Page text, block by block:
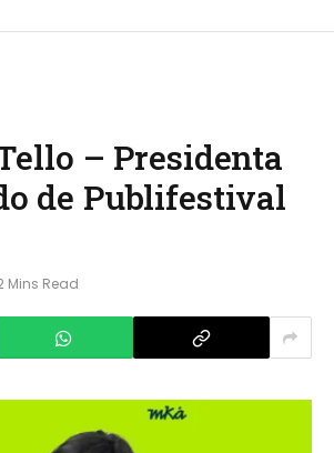
– Presidenta
de Publifestival
Mins Read